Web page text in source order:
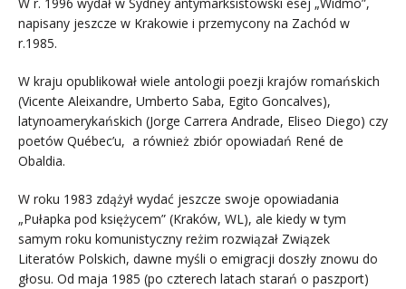
W r. 1996 wydał w Sydney antymarksistowski esej „Widmo”,
napisany jeszcze w Krakowie i przemycony na Zachód w
r.1985.
W kraju opublikował wiele antologii poezji krajów romańskich
(Vicente Aleixandre, Umberto Saba, Egito Goncalves),
latynoamerykańskich (Jorge Carrera Andrade, Eliseo Diego) czy
poetów Québec’u, a również zbiór opowiadań René de
Obaldia.
W roku 1983 zdążył wydać jeszcze swoje opowiadania
„Pułapka pod księżycem” (Kraków, WL), ale kiedy w tym
samym roku komunistyczny reżim rozwiązał Związek
Literatów Polskich, dawne myśli o emigracji doszły znowu do
głosu. Od maja 1985 (po czterech latach starań o paszport)